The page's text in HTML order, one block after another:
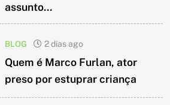
assunto...
BLOG 2 dias ago
Quem é Marco Furlan, ator
preso por estuprar criança